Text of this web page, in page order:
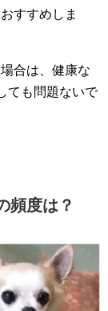
すすめしま
合は、健康な
ても問題ないで
頻度は？